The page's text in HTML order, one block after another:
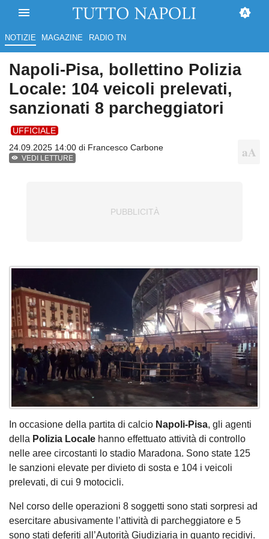
NOTIZIE MAGAZINE RADIO TN
Napoli-Pisa, bollettino Polizia
Locale: 104 veicoli prelevati,
sanzionati 8 parcheggiatori
UFFICIALE
24.09.2025 14:00 di Francesco Carbone
VEDI LETTURE
In occasione della partita di calcio Napoli-Pisa, gli agenti
della Polizia Locale hanno effettuato attività di controllo
nelle aree circostanti lo stadio Maradona. Sono state 125
le sanzioni elevate per divieto di sosta e 104 i veicoli
prelevati, di cui 9 motocicli.
Nel corso delle operazioni 8 soggetti sono stati sorpresi ad
esercitare abusivamente l’attività di parcheggiatore e 5
sono stati deferiti all’Autorità Giudiziaria in quanto recidivi.